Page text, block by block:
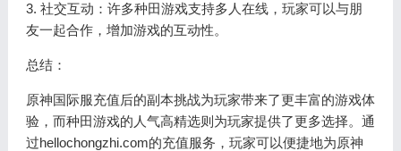
3. 社交互动：许多种田游戏支持多人在线，玩家可以与朋
友一起合作，增加游戏的互动性。
总结：
原神国际服充值后的副本挑战为玩家带来了更丰富的游戏体
验，而种田游戏的人气高精选则为玩家提供了更多选择。通
过hellochongzhi.com的充值服务，玩家可以便捷地为原神